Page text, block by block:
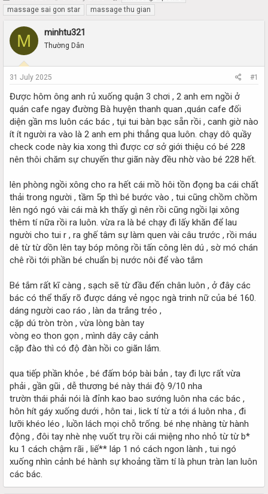
h
r
e
d
a
r
e
r
t
a
r
d
massage sai gon star
massage thu gian
M minhtu321
Thường Dân
31 July 2025 #1
Được hôm ông anh rủ xuống quận 3 chơi , 2 anh em ngồi ở
quán cafe ngay đường Bà huyện thanh quan ,quán cafe đối
diện gần ms luôn các bác , tụi tui bàn bạc sẵn rồi , canh giờ nào
ít ít người ra vào là 2 anh em phi thẳng qua luôn. chạy dô quầy
check code này kia xong thì được cơ sở giới thiệu có bé 228
nên thôi chăm sự chuyến thư giãn này đều nhờ vào bé 228 hết.
lên phòng ngồi xông cho ra hết cái mồ hôi tồn đọng ba cái chất
thải trong người , tầm 5p thì bé bước vào , tui cũng chồm chồm
lên ngó ngó vài cái mà kh thấy gì nên rồi cũng ngồi lại xông
thêm tí nữa rồi ra luôn. vừa ra là bé chạy đi lấy khăn để lau
người cho tui r , ra ghế tâm sự làm quen vài câu trước , rồi máu
dê từ từ dồn lên tay bóp mông rồi tấn công lên dú , sờ mó chán
chê rồi tới phần bé chuẩn bị nước nôi để vào tắm
Bé tắm rất kĩ càng , sạch sẽ từ đầu đến chân luôn , ở đây các
bác có thể thấy rõ được dáng vẻ ngọc ngà trinh nữ của bé 160.
dáng người cao ráo , làn da trắng trẻo ,
cặp dú tròn tròn , vừa lòng bàn tay
vòng eo thon gọn , mình dây cây cảnh
cặp đào thì có độ đàn hồi co giãn lắm.
qua tiếp phần khỏe , bé đấm bóp bài bản , tay đi lực rất vừa
phải , gần gũi , dễ thương bé này thái độ 9/10 nha
trườn thái phải nói là đỉnh kao bao sướng luôn nha các bác ,
hôn hít gáy xuống dưới , hôn tai , lick tí từ a tới á luôn nha , đi
lưỡi khéo léo , luồn lách mọi chỗ trống. bé nhẹ nhàng từ hành
động , đôi tay nhè nhẹ vuốt trụ rồi cái miệng nho nhỏ từ từ b*
ku 1 cách chậm rãi , liế** láp 1 nó cách ngon lành , tui ngó
xuống nhìn cảnh bé hành sự khoảng tầm tí là phun tràn lan luôn
các bác.